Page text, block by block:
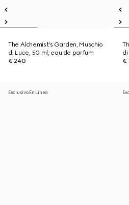
The Alchemist's Garden, Muschio
di Luce, 50 ml, eau de parfum
€ 240
di
€
Exclusivo En Línea